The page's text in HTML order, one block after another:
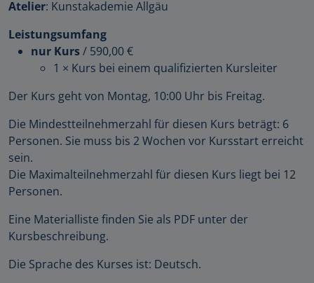
Atelier: Kunstakademie Allgäu
Leistungsumfang
nur Kurs/ 590,00 €
1 × Kurs bei einem qualifizierten Kursleiter
Der Kurs geht von Montag, 10:00 Uhr bis Freitag.
Die Mindestteilnehmerzahl für diesen Kurs beträgt: 6
Personen. Sie muss bis 2 Wochen vor Kursstart erreicht
sein.
Die Maximalteilnehmerzahl für diesen Kurs liegt bei 12
Personen.
Eine Materialliste finden Sie als PDF unter der
Kursbeschreibung.
Die Sprache des Kurses ist: Deutsch.